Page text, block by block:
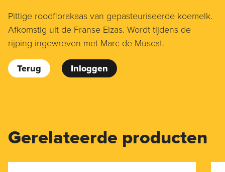
Pittige roodflorakaas van gepasteuriseerde koemelk.
Afkomstig uit de Franse Elzas. Wordt tijdens de
rijping ingewreven met Marc de Muscat.
Terug Inloggen
Gerelateerde producten